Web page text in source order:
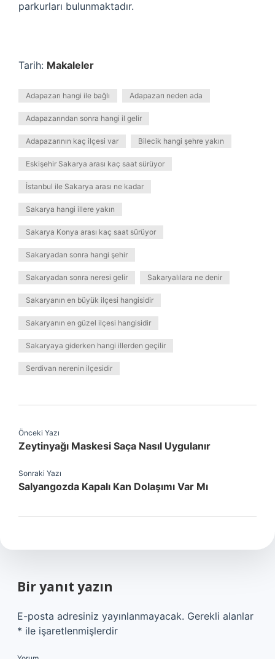
parkurları bulunmaktadır.
Tarih: Makaleler
Adapazarı hangi ile bağlı Adapazarı neden ada
Adapazarından sonra hangi il gelir
Adapazarının kaç ilçesi var Bilecik hangi şehre yakın
Eskişehir Sakarya arası kaç saat sürüyor
İstanbul ile Sakarya arası ne kadar
Sakarya hangi illere yakın
Sakarya Konya arası kaç saat sürüyor
Sakaryadan sonra hangi şehir
Sakaryadan sonra neresi gelir Sakaryalılara ne denir
Sakaryanın en büyük ilçesi hangisidir
Sakaryanın en güzel ilçesi hangisidir
Sakaryaya giderken hangi illerden geçilir
Serdivan nerenin ilçesidir
Önceki Yazı
Zeytinyağı Maskesi Saça Nasıl Uygulanır
Sonraki Yazı
Salyangozda Kapalı Kan Dolaşımı Var Mı
Bir yanıt yazın
E-posta adresiniz yayınlanmayacak. Gerekli alanlar
* ile işaretlenmişlerdir